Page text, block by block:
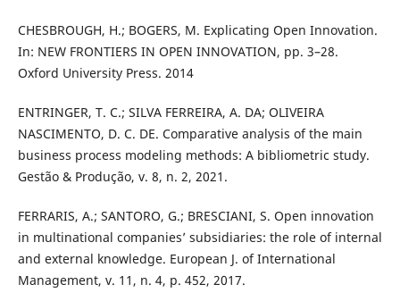
CHESBROUGH, H.; BOGERS, M. Explicating Open Innovation.
In: NEW FRONTIERS IN OPEN INNOVATION, pp. 3–28.
Oxford University Press. 2014
ENTRINGER, T. C.; SILVA FERREIRA, A. DA; OLIVEIRA
NASCIMENTO, D. C. DE. Comparative analysis of the main
business process modeling methods: A bibliometric study.
Gestão & Produção, v. 8, n. 2, 2021.
FERRARIS, A.; SANTORO, G.; BRESCIANI, S. Open innovation
in multinational companies’ subsidiaries: the role of internal
and external knowledge. European J. of International
Management, v. 11, n. 4, p. 452, 2017.